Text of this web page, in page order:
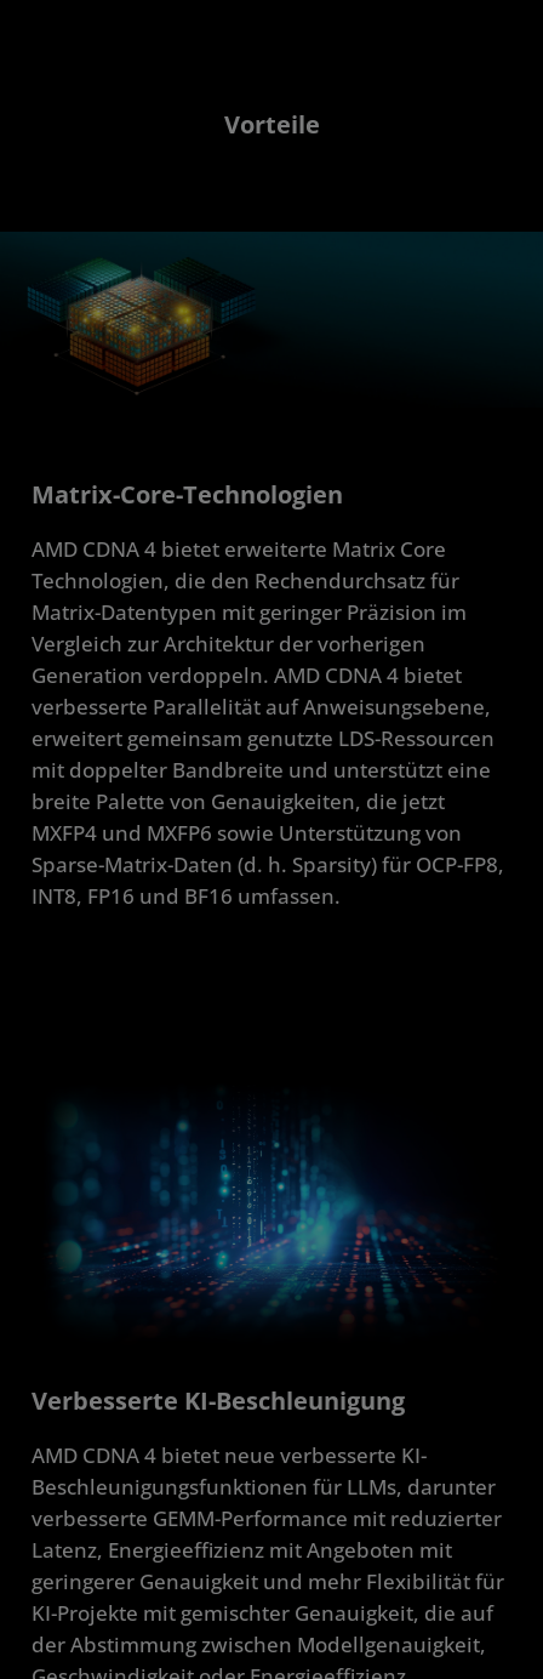
Vorteile
Matrix-Core-Technologien
AMD CDNA 4 bietet erweiterte Matrix Core
Technologien, die den Rechendurchsatz für
Matrix-Datentypen mit geringer Präzision im
Vergleich zur Architektur der vorherigen
Generation verdoppeln. AMD CDNA 4 bietet
verbesserte Parallelität auf Anweisungsebene,
erweitert gemeinsam genutzte LDS-Ressourcen
mit doppelter Bandbreite und unterstützt eine
breite Palette von Genauigkeiten, die jetzt
MXFP4 und MXFP6 sowie Unterstützung von
Sparse-Matrix-Daten (d. h. Sparsity) für OCP-FP8,
INT8, FP16 und BF16 umfassen.
Verbesserte KI-Beschleunigung
AMD CDNA 4 bietet neue verbesserte KI-
Beschleunigungsfunktionen für LLMs, darunter
verbesserte GEMM-Performance mit reduzierter
Latenz, Energieeffizienz mit Angeboten mit
geringerer Genauigkeit und mehr Flexibilität für
KI-Projekte mit gemischter Genauigkeit, die auf
der Abstimmung zwischen Modellgenauigkeit,